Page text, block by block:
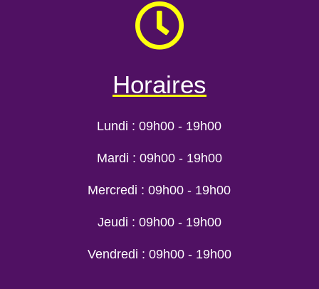

Horaires
Lundi : 09h00 - 19h00
Mardi : 09h00 - 19h00
Mercredi : 09h00 - 19h00
Jeudi : 09h00 - 19h00
Vendredi : 09h00 - 19h00